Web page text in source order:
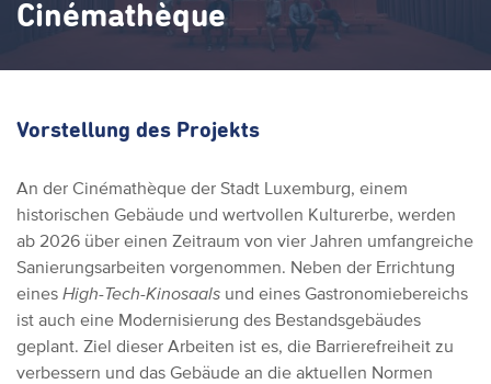
Cinémathèque
Vorstellung des Projekts
An der Cinémathèque der Stadt Luxemburg, einem
historischen Gebäude und wertvollen Kulturerbe, werden
ab 2026 über einen Zeitraum von vier Jahren umfangreiche
Sanierungsarbeiten vorgenommen. Neben der Errichtung
eines High-Tech-Kinosaals und eines Gastronomiebereichs
ist auch eine Modernisierung des Bestandsgebäudes
geplant. Ziel dieser Arbeiten ist es, die Barrierefreiheit zu
verbessern und das Gebäude an die aktuellen Normen